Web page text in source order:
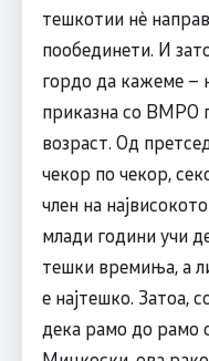
тешкотии нè
пообединети. И
гордо да кажеме –
приказна со ВМРО
возраст. Од
чекор по чекор,
член на
млади години учи
тешки времиња, а
е најтешко. Затоа,
дека рамо до рамо